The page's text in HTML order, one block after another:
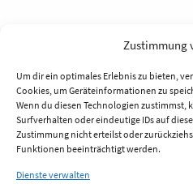
Zustimmung
Um dir ein optimales Erlebnis zu bieten,
Cookies, um Geräteinformationen zu
Wenn du diesen Technologien zustimmst,
Surfverhalten oder eindeutige IDs auf
Zustimmung nicht erteilst oder
Funktionen beeinträchtigt werden.
Dienste verwalten